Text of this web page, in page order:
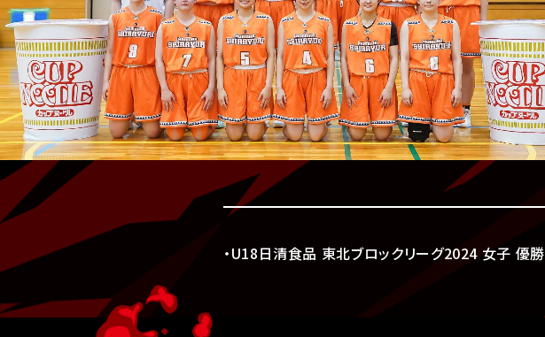
・U18日清食品 東北ブロックリーグ2024 女子 優勝